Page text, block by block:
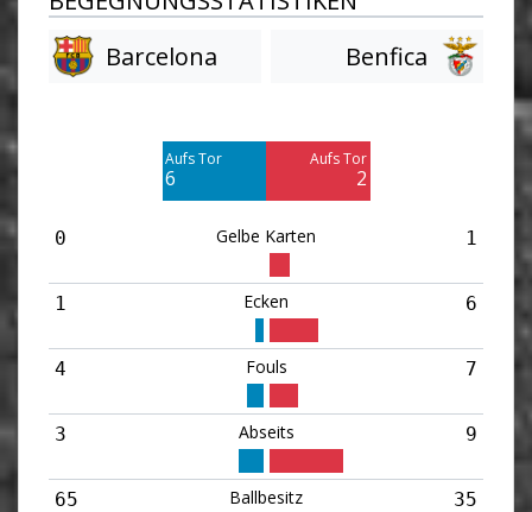
Barcelona
Benfica
Aufs Tor
6
Aufs Tor
2
0 Gelbe Karten 1
1 Ecken 6
4 Fouls 7
3 Abseits 9
65 Ballbesitz 35